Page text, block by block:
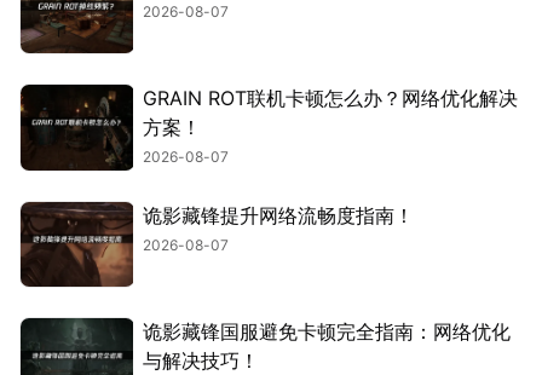
2026-08-07
GRAIN ROT联机卡顿怎么办？网络优化解决
方案！
2026-08-07
诡影藏锋提升网络流畅度指南！
2026-08-07
诡影藏锋国服避免卡顿完全指南：网络优化
与解决技巧！